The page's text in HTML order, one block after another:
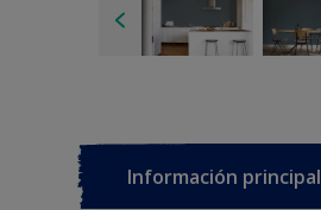
Información principal